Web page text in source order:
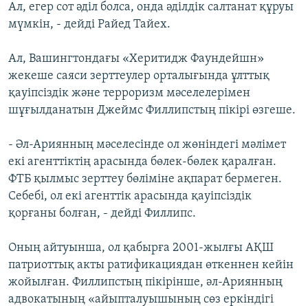
Ал, егер сот әділ болса, онда әділдік салтанат құруы
мүмкін, - дейді Райед Тайех.
Ал, Вашингтондағы «Херитидж Фаундейшн»
жекеше саяси зерттеулер орталығында ұлттық
қауіпсіздік және терроризм мәселелерімен
шұғылданатын Джеймс Филлипстың пікірі өзгеше.
- Әл-Ариянның мәселесінде ол жөніндегі мәлімет
екі агенттіктің арасында бөлек-бөлек қаралған.
ФТБ қылмыс зерттеу бөліміне ақпарат бермеген.
Себебі, ол екі агенттік арасында қауіпсіздік
қорғаны болған, - дейді Филлипс.
Оның айтуынша, ол қабырға 2001-жылғы АҚШ
патриоттық акты ратификациядан өткеннен кейін
жойылған. Филлипстың пікірінше, әл-Ариянның
адвокатының «айыпталуышының сөз еркіндігі